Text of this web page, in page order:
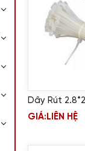
Dây Rút
GIÁ: LIÊN HỆ